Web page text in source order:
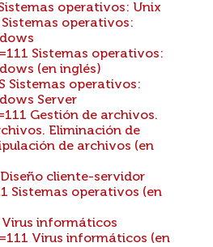
operativos: Unix
operativos:
Sistemas operativos:
(en inglés)
Sistemas operativos:
Server
Gestión de archivos.
Eliminación de
de archivos (en
cliente-servidor
Sistemas operativos (en
informáticos
Virus informáticos (en